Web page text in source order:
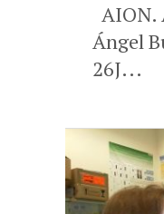
AION.
Ángel
26J...